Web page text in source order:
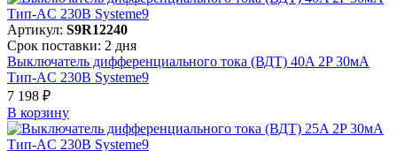
Артикул: S9R12240
Срок поставки: 2 дня
Выключатель дифференциального тока (ВДТ) 40A 2P 30мА
Тип-AC 230В Systeme9
7 198 ₽
В корзинy